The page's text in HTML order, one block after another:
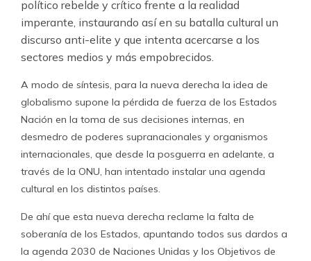
político rebelde y crítico frente a la realidad
imperante, instaurando así en su batalla cultural un
discurso anti-elite y que intenta acercarse a los
sectores medios y más empobrecidos.
A modo de síntesis, para la nueva derecha la idea de
globalismo supone la pérdida de fuerza de los Estados
Nación en la toma de sus decisiones internas, en
desmedro de poderes supranacionales y organismos
internacionales, que desde la posguerra en adelante, a
través de la ONU, han intentado instalar una agenda
cultural en los distintos países.
De ahí que esta nueva derecha reclame la falta de
soberanía de los Estados, apuntando todos sus dardos a
la agenda 2030 de Naciones Unidas y los Objetivos de